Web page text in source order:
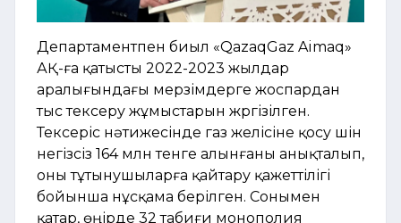
Департаментпен биыл «QazaqGaz Aimaq»
АҚ-ға қатысты 2022-2023 жылдар
аралығындағы мерзімдерге жоспардан
тыс тексеру жұмыстарын жүргізілген.
Тексеріс нәтижесінде газ желісіне қосу үшін
негізсіз 164 млн тенге алынғаны анықталып,
оны тұтынушыларға қайтару қажеттілігі
бойынша нұсқама берілген. Сонымен
қатар, өңірде 32 табиғи монополия